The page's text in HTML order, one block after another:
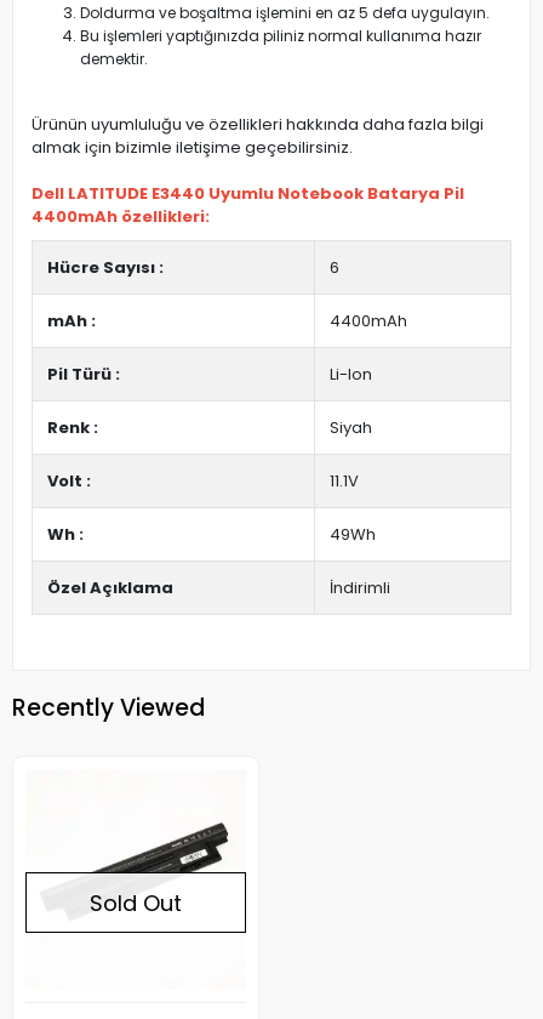
Doldurma ve boşaltma işlemini en az 5 defa uygulayın.
Bu işlemleri yaptığınızda piliniz normal kullanıma hazır
demektir.
Ürünün uyumluluğu ve özellikleri hakkında daha fazla bilgi
almak için bizimle iletişime geçebilirsiniz.
Dell LATITUDE E3440 Uyumlu Notebook Batarya Pil
4400mAh özellikleri:
Hücre Sayısı : 6
mAh : 4400mAh
Pil Türü : Li-Ion
Renk : Siyah
Volt : 11.1V
Wh : 49Wh
Özel Açıklama İndirimli
Recently Viewed
Sold Out